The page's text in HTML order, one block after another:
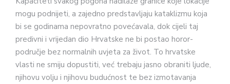
mogu podnijeti, a zajedno predstavljaju kataklizmu koja
bi se godinama nepovratno povećavala, dok cijeli taj
predivni i vrijedan dio Hrvatske ne bi postao horor-
područje bez normalnih uvjeta za život. To hrvatske
vlasti ne smiju dopustiti, već trebaju jasno obraniti ljude,
njihovu volju i njihovu budućnost te bez izmotavanja